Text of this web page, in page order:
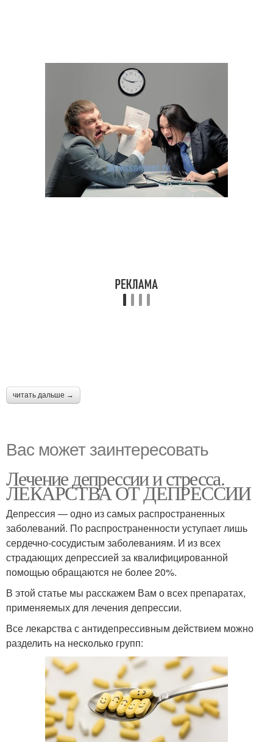
читать дальше →
Вас может заинтересовать
Лечение депрессии и стресса.
ЛЕКАРСТВА ОТ ДЕПРЕССИИ
Депрессия — одно из самых распространенных
заболеваний. По распространенности уступает лишь
сердечно-сосудистым заболеваниям. И из всех
страдающих депрессией за квалифицированной
помощью обращаются не более 20%.
В этой статье мы расскажем Вам о всех препаратах,
применяемых для лечения депрессии.
Все лекарства с антидепрессивным действием можно
разделить на несколько групп: